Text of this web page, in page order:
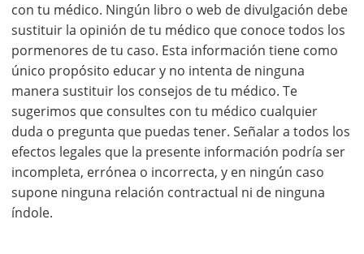
con tu médico. Ningún libro o web de divulgación debe
sustituir la opinión de tu médico que conoce todos los
pormenores de tu caso. Esta información tiene como
único propósito educar y no intenta de ninguna
manera sustituir los consejos de tu médico. Te
sugerimos que consultes con tu médico cualquier
duda o pregunta que puedas tener. Señalar a todos los
efectos legales que la presente información podría ser
incompleta, errónea o incorrecta, y en ningún caso
supone ninguna relación contractual ni de ninguna
índole.